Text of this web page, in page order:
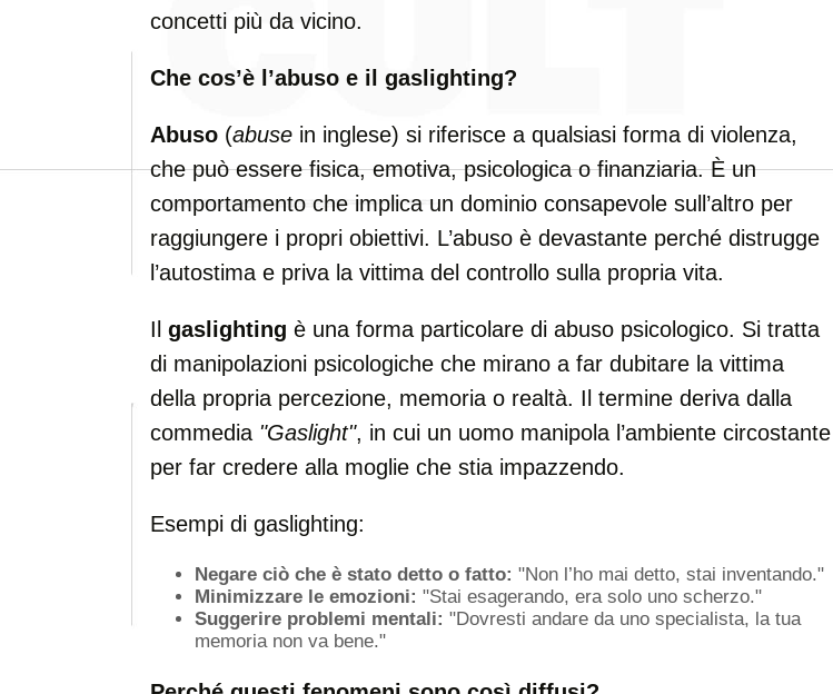
concetti più da vicino.
Che cos’è l’abuso e il gaslighting?
Abuso (abuse in inglese) si riferisce a qualsiasi forma di violenza,
che può essere fisica, emotiva, psicologica o finanziaria. È un
comportamento che implica un dominio consapevole sull’altro per
raggiungere i propri obiettivi. L’abuso è devastante perché distrugge
l’autostima e priva la vittima del controllo sulla propria vita.
Il gaslighting è una forma particolare di abuso psicologico. Si tratta
di manipolazioni psicologiche che mirano a far dubitare la vittima
della propria percezione, memoria o realtà. Il termine deriva dalla
commedia "Gaslight", in cui un uomo manipola l’ambiente circostante
per far credere alla moglie che stia impazzendo.
Esempi di gaslighting:
Negare ciò che è stato detto o fatto: "Non l’ho mai detto, stai inventando."
Minimizzare le emozioni: "Stai esagerando, era solo uno scherzo."
Suggerire problemi mentali: "Dovresti andare da uno specialista, la tua
memoria non va bene."